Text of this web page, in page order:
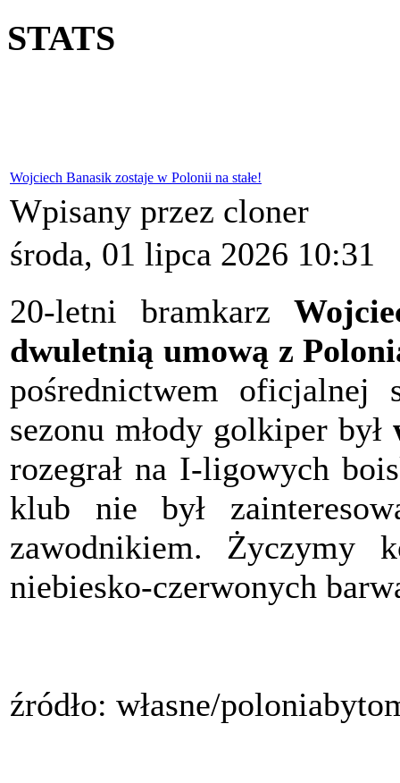
STATS
Wojciech Banasik zostaje w Polonii na stałe!
Wpisany przez cloner
środa, 01 lipca 2026 10:31
20-letni bramkarz
dwuletnią umową z
pośrednictwem oficjalnej
sezonu młody golkiper był
rozegrał na I-ligowych
klub nie był
zawodnikiem. Życzymy
niebiesko-czerwonych
źródło: własne/